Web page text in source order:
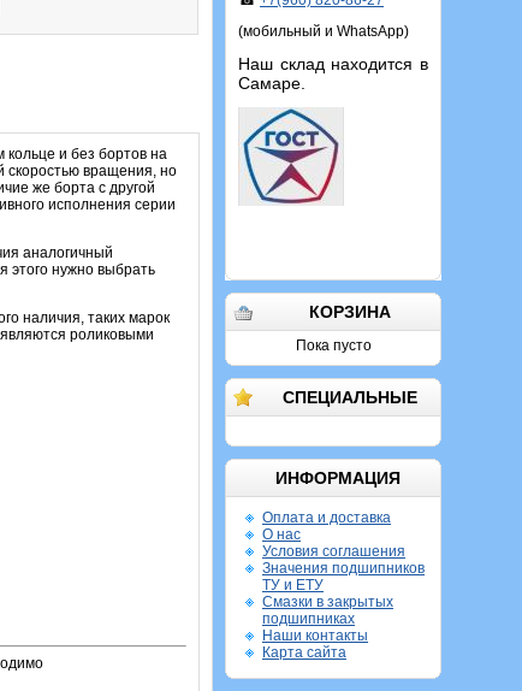
(мобильный и WhatsApp)
Наш склад находится в
Самаре.
КОРЗИНА
Пока пусто
СПЕЦИАЛЬНЫЕ
ИНФОРМАЦИЯ
Оплата и доставка
О нас
Условия соглашения
Значения подшипников
ТУ и ЕТУ
Смазки в закрытых
подшипниках
Наши контакты
Карта сайта
и без бортов на
скоростью вращения, но
же борта с другой
исполнения серии
аналогичный
этого нужно выбрать
наличия, таких марок
роликовыми